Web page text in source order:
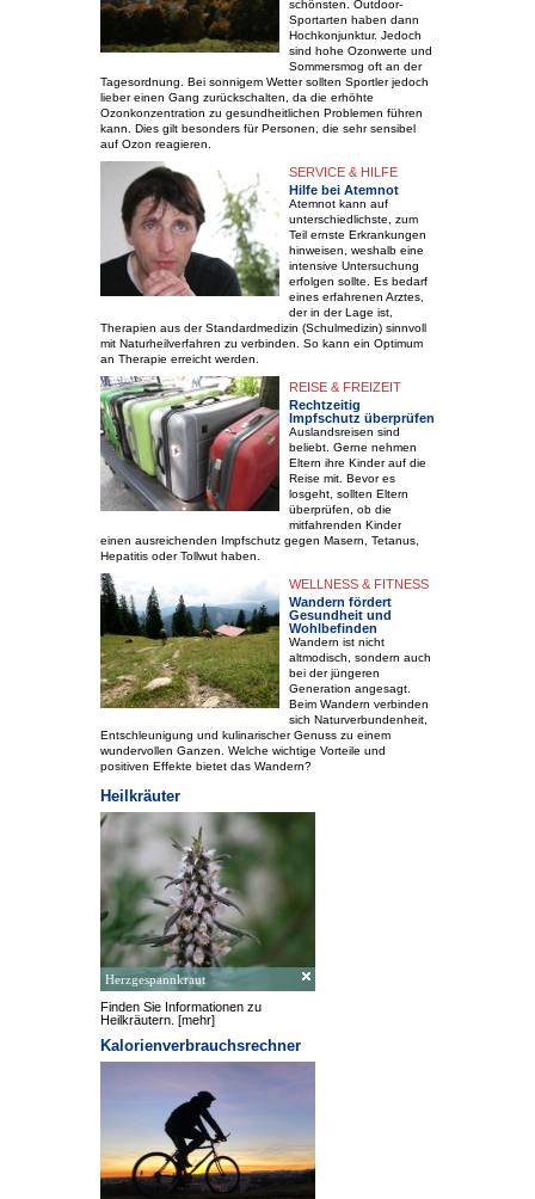
schönsten. Outdoor-
Sportarten haben dann
Hochkonjunktur. Jedoch
sind hohe Ozonwerte und
Sommersmog oft an der
Tagesordnung. Bei sonnigem Wetter sollten Sportler jedoch
lieber einen Gang zurückschalten, da die erhöhte
Ozonkonzentration zu gesundheitlichen Problemen führen
kann. Dies gilt besonders für Personen, die sehr sensibel
auf Ozon reagieren.
SERVICE & HILFE
Hilfe bei Atemnot
Atemnot kann auf
unterschiedlichste, zum
Teil ernste Erkrankungen
hinweisen, weshalb eine
intensive Untersuchung
erfolgen sollte. Es bedarf
eines erfahrenen Arztes,
der in der Lage ist,
Therapien aus der Standardmedizin (Schulmedizin) sinnvoll
mit Naturheilverfahren zu verbinden. So kann ein Optimum
an Therapie erreicht werden.
REISE & FREIZEIT
Rechtzeitig
Impfschutz überprüfen
Auslandsreisen sind
beliebt. Gerne nehmen
Eltern ihre Kinder auf die
Reise mit. Bevor es
losgeht, sollten Eltern
überprüfen, ob die
mitfahrenden Kinder
einen ausreichenden Impfschutz gegen Masern, Tetanus,
Hepatitis oder Tollwut haben.
WELLNESS & FITNESS
Wandern fördert
Gesundheit und
Wohlbefinden
Wandern ist nicht
altmodisch, sondern auch
bei der jüngeren
Generation angesagt.
Beim Wandern verbinden
sich Naturverbundenheit,
Entschleunigung und kulinarischer Genuss zu einem
wundervollen Ganzen. Welche wichtige Vorteile und
positiven Effekte bietet das Wandern?
Heilkräuter
Herzgespannkraut
Finden Sie Informationen zu
Heilkräutern. [mehr]
Kalorienverbrauchsrechner